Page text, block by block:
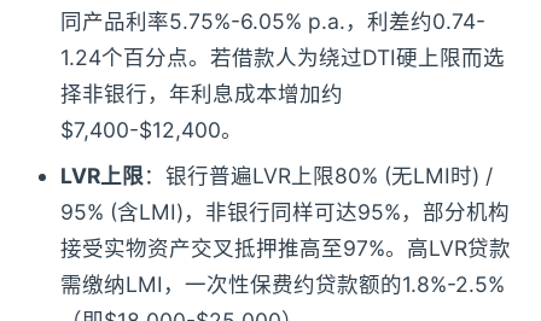
同产品利率5.75%-6.05% p.a.，利差约0.74-
1.24个百分点。若借款人为绕过DTI硬上限而选
择非银行，年利息成本增加约
$7,400-$12,400。
LVR上限：银行普遍LVR上限80% (无LMI时) /
95% (含LMI)，非银行同样可达95%，部分机构
接受实物资产交叉抵押推高至97%。高LVR贷款
需缴纳LMI，一次性保费约贷款额的1.8%-2.5%